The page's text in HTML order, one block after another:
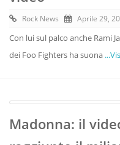
Rock News Aprile 29,
Con lui sul palco anche Rami
dei Foo Fighters ha suona
Madonna: il